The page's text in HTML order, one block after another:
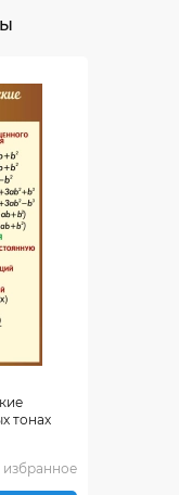
тонах
избранное